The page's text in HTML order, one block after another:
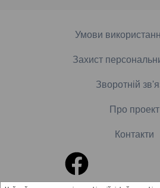
Умови
Захист
Зворотній
Про проект
Контакти